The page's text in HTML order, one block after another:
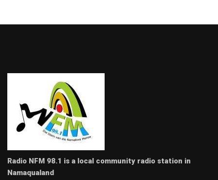
Radio NFM 98.1 is a local community radio station in
Namaqualand